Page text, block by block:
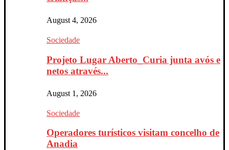
August 4, 2026
Sociedade
Projeto Lugar Aberto_Curia junta avós e
netos através...
August 1, 2026
Sociedade
Operadores turísticos visitam concelho de
Anadia